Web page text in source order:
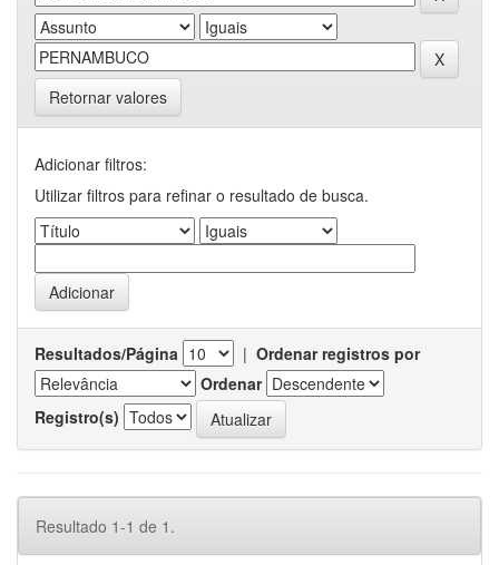
Retornar valores
Adicionar filtros:
Utilizar filtros para refinar o resultado de busca.
Resultados/Página | Ordenar registros por
Ordenar
Registro(s)
Resultado 1-1 de 1.